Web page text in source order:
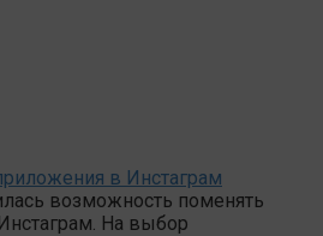
в Инстаграм
возможность поменять
На выбор